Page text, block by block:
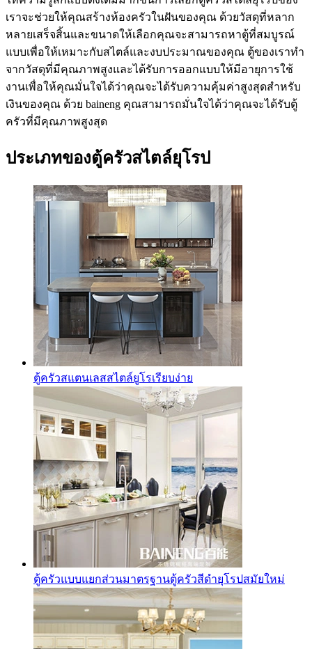
เราจะช่วยให้คุณสร้างห้องครัวในฝันของคุณ ด้วยวัสดุที่หลาก
หลายเสร็จสิ้นและขนาดให้เลือกคุณจะสามารถหาตู้ที่สมบูรณ์
แบบเพื่อให้เหมาะกับสไตล์และงบประมาณของคุณ ตู้ของเราทำ
จากวัสดุที่มีคุณภาพสูงและได้รับการออกแบบให้มีอายุการใช้
งานเพื่อให้คุณมั่นใจได้ว่าคุณจะได้รับความคุ้มค่าสูงสุดสำหรับ
เงินของคุณ ด้วย baineng คุณสามารถมั่นใจได้ว่าคุณจะได้รับตู้
ครัวที่มีคุณภาพสูงสุด
ประเภทของตู้ครัวสไตล์ยุโรป
ตู้ครัวสแตนเลสสไตล์ยูโรเรียบง่าย
ตู้ครัวแบบแยกส่วนมาตรฐานตู้ครัวสีดำยุโรปสมัยใหม่